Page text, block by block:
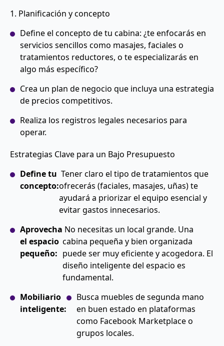
1. Planificación y concepto
Define el concepto de tu cabina: ¿te enfocarás en
servicios sencillos como masajes, faciales o
tratamientos reductores, o te especializarás en
algo más específico?
Crea un plan de negocio que incluya una estrategia
de precios competitivos.
Realiza los registros legales necesarios para
operar.
Estrategias Clave para un Bajo Presupuesto
Define tu
concepto:
Tener claro el tipo de tratamientos que
ofrecerás (faciales, masajes, uñas) te
ayudará a priorizar el equipo esencial y
evitar gastos innecesarios.
Aprovecha
el espacio
pequeño:
No necesitas un local grande. Una
cabina pequeña y bien organizada
puede ser muy eficiente y acogedora. El
diseño inteligente del espacio es
fundamental.
Mobiliario
inteligente:
Busca muebles de segunda mano
en buen estado en plataformas
como Facebook Marketplace o
grupos locales.